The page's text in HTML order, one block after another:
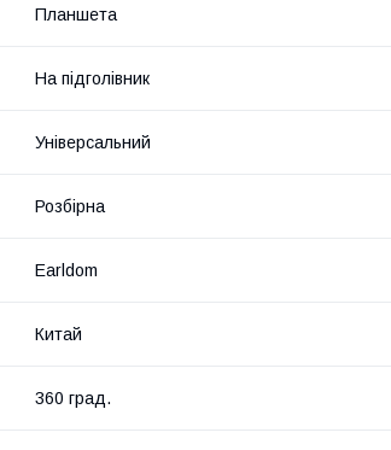
Планшета
На підголівник
Універсальний
Розбірна
Earldom
Китай
360 град.